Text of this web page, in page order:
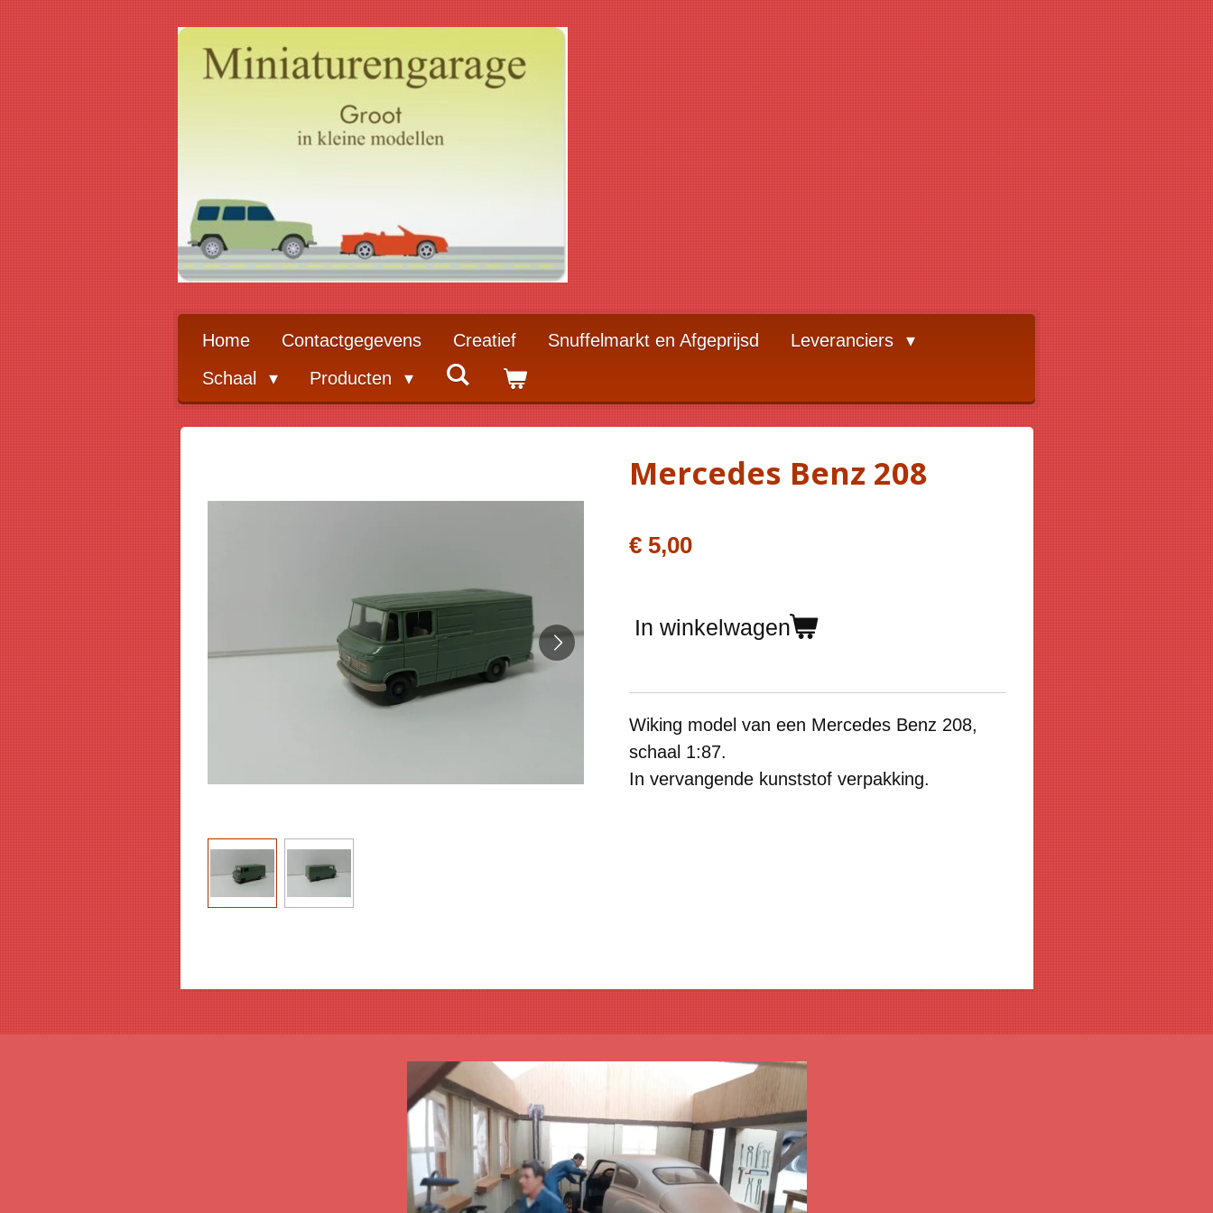
Home Contactgegevens Creatief Snuffelmarkt en Afgeprijsd
Leveranciers
Schaal
Producten
Mercedes Benz 208
€ 5,00
In winkelwagen
Wiking model van een Mercedes Benz 208,
schaal 1:87.
In vervangende kunststof verpakking.